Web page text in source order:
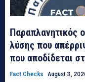
Παραπλανητικός
λύσης που
που αποδίδεται
Fact Checks August 3,